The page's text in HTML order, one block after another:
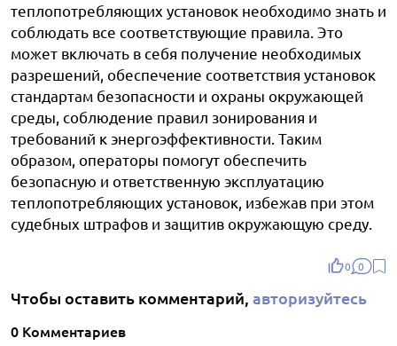
теплопотребляющих установок необходимо знать и
соблюдать все соответствующие правила. Это
может включать в себя получение необходимых
разрешений, обеспечение соответствия установок
стандартам безопасности и охраны окружающей
среды, соблюдение правил зонирования и
требований к энергоэффективности. Таким
образом, операторы помогут обеспечить
безопасную и ответственную эксплуатацию
теплопотребляющих установок, избежав при этом
судебных штрафов и защитив окружающую среду.
0 0
Чтобы оставить комментарий, авторизуйтесь
0 Комментариев